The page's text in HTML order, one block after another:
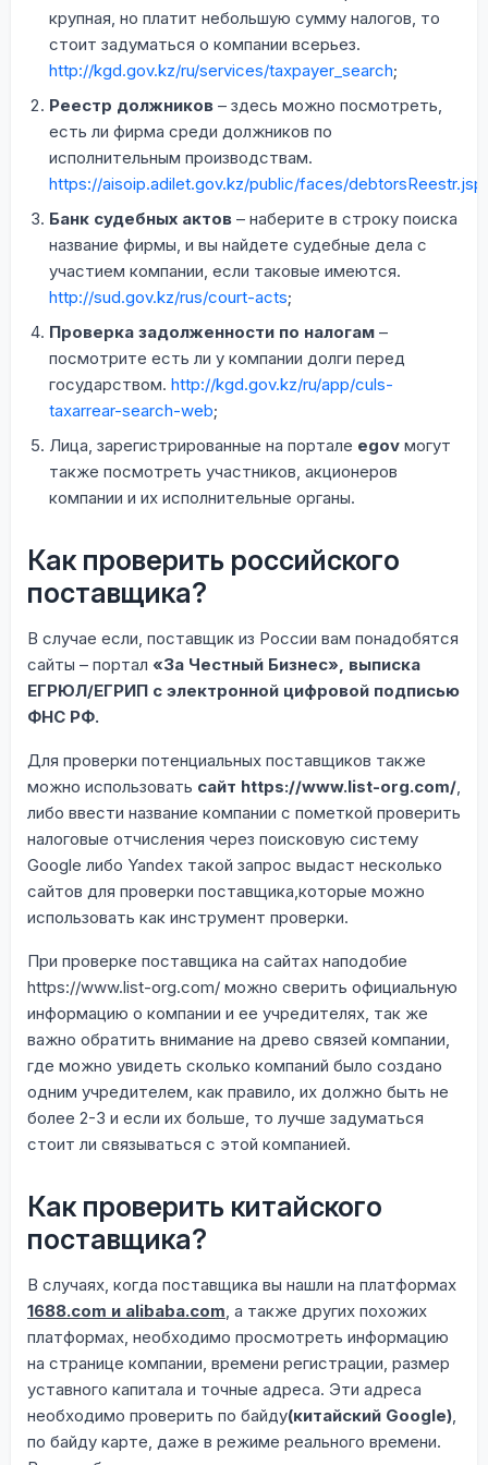
крупная, но платит небольшую сумму налогов, то
стоит задуматься о компании всерьез.
http://kgd.gov.kz/ru/services/taxpayer_search;
Реестр должников – здесь можно посмотреть,
есть ли фирма среди должников по
исполнительным производствам.
https://aisoip.adilet.gov.kz/public/faces/
Банк судебных актов – наберите в строку поиска
название фирмы, и вы найдете судебные дела с
участием компании, если таковые имеются.
http://sud.gov.kz/rus/court-acts;
Проверка задолженности по налогам –
посмотрите есть ли у компании долги перед
государством. http://kgd.gov.kz/ru/app/culs-
taxarrear-search-web;
Лица, зарегистрированные на портале egov могут
также посмотреть участников, акционеров
компании и их исполнительные органы.
Как проверить российского
поставщика?
В случае если, поставщик из России вам понадобятся
сайты – портал «За Честный Бизнес», выписка
ЕГРЮЛ/ЕГРИП с электронной цифровой подписью
ФНС РФ.
Для проверки потенциальных поставщиков также
можно использовать сайт https://www.list-org.com/,
либо ввести название компании с пометкой проверить
налоговые отчисления через поисковую систему
Google либо Yandex такой запрос выдаст несколько
сайтов для проверки поставщика,которые можно
использовать как инструмент проверки.
При проверке поставщика на сайтах наподобие
https://www.list-org.com/ можно сверить официальную
информацию о компании и ее учредителях, так же
важно обратить внимание на древо связей компании,
где можно увидеть сколько компаний было создано
одним учредителем, как правило, их должно быть не
более 2-3 и если их больше, то лучше задуматься
стоит ли связываться с этой компанией.
Как проверить китайского
поставщика?
В случаях, когда поставщика вы нашли на платформах
1688.com и alibaba.com, а также других похожих
платформах, необходимо просмотреть информацию
на странице компании, времени регистрации, размер
уставного капитала и точные адреса. Эти адреса
необходимо проверить по байду(китайский Google),
по байду карте, даже в режиме реального времени.